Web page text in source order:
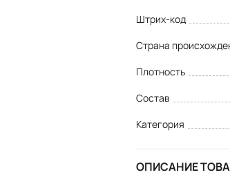
Штрих-код
Страна
Плотность
Состав
Категория
ОПИСАНИЕ